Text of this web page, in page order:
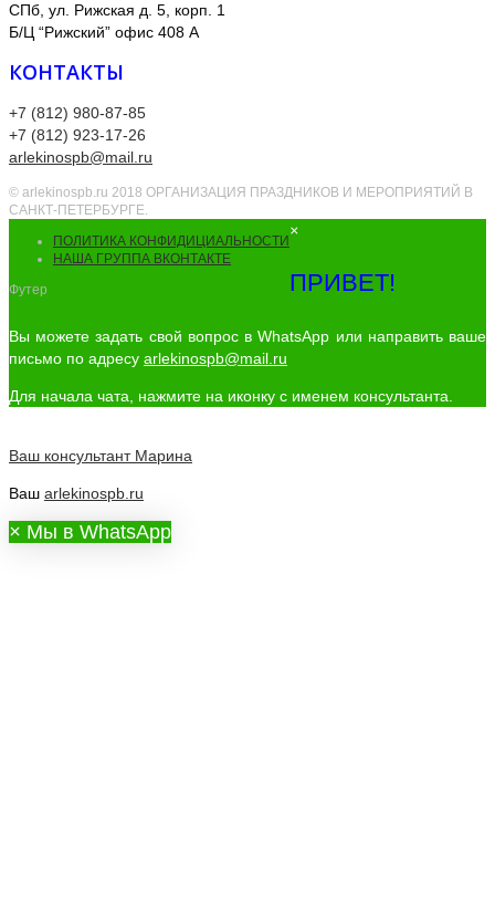
СПб, ул. Рижская д. 5, корп. 1
Б/Ц “Рижский” офис 408 А
КОНТАКТЫ
+7 (812) 980-87-85
+7 (812) 923-17-26
arlekinospb@mail.ru
© arlekinospb.ru 2018 ОРГАНИЗАЦИЯ ПРАЗДНИКОВ И МЕРОПРИЯТИЙ В
САНКТ-ПЕТЕРБУРГЕ.
ПОЛИТИКА КОНФИДИЦИАЛЬНОСТИ
НАША ГРУППА ВКОНТАКТЕ
Футер
×
ПРИВЕТ!
Вы можете задать свой вопрос в WhatsApp или направить ваше
письмо по адресу arlekinospb@mail.ru
Для начала чата, нажмите на иконку с именем консультанта.
Ваш консультант Марина
Ваш arlekinospb.ru
× Мы в WhatsApp